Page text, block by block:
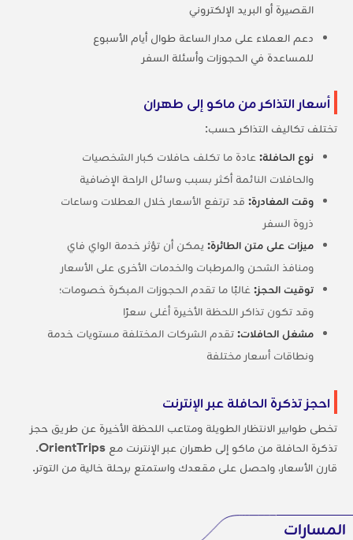
القصيرة أو البريد الإلكتروني
دعم العملاء على مدار الساعة طوال أيام الأسبوع
للمساعدة في الحجوزات وأسئلة السفر
أسعار التذاكر من ماكو إلى طهران
تختلف تكاليف التذاكر حسب:
نوع الحافلة:عادة ما تكلف حافلات كبار الشخصيات
والحافلات النائمة أكثر بسبب وسائل الراحة الإضافية
وقت المغادرة:قد ترتفع الأسعار خلال العطلات وساعات
ذروة السفر
ميزات على متن الطائرة:يمكن أن تؤثر خدمة الواي فاي
ومنافذ الشحن والمرطبات والخدمات الأخرى على الأسعار
توقيت الحجز:غالبًا ما تقدم الحجوزات المبكرة خصومات؛
وقد تكون تذاكر اللحظة الأخيرة أغلى سعرًا
مشغل الحافلات:تقدم الشركات المختلفة مستويات خدمة
ونطاقات أسعار مختلفة
احجز تذكرة الحافلة عبر الإنترنت
تخطى طوابير الانتظار الطويلة ومتاعب اللحظة الأخيرة عن طريق حجز
تذكرة الحافلة من ماكو إلى طهران عبر الإنترنت مع OrientTrips
.
قارن الأسعار، واحصل على مقعدك واستمتع برحلة خالية من التوتر.
المسارات